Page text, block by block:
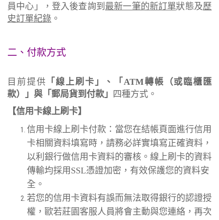
員中心」，登入後查詢到 最新一筆的新訂單狀態及歷
史訂單紀錄 。
二、付款方式
目前提供 「線上刷卡」、「ATM轉帳（或臨櫃匯
款）
」與「郵局貨到付款」
四種方式。
【信用卡線上刷卡】
信用卡線上刷卡付款：當您在結帳頁面進行信用
卡相關資料填寫時，請務必詳實填寫正確資料，
以利銀行做信用卡資料的審核。線上刷卡的資料
傳輸均採用SSL憑證加密，有效保護您的資料安
全。
若您的信用卡資料有誤而無法取得銀行的認證授
權，歐若莊園客服人員將會主動與您連絡，再次